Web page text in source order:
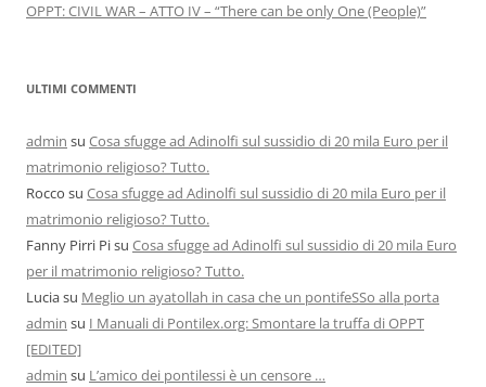
OPPT: CIVIL WAR – ATTO IV – “There can be only One (People)”
ULTIMI COMMENTI
admin su Cosa sfugge ad Adinolfi sul sussidio di 20 mila Euro per il
matrimonio religioso? Tutto.
Rocco su Cosa sfugge ad Adinolfi sul sussidio di 20 mila Euro per il
matrimonio religioso? Tutto.
Fanny Pirri Pisu Cosa sfugge ad Adinolfi sul sussidio di 20 mila Euro
per il matrimonio religioso? Tutto.
Luciasu Meglio un ayatollah in casa che un pontifeSSo alla porta
admin su I Manuali di Pontilex.org: Smontare la truffa di OPPT
[EDITED]
admin su L’amico dei pontilessi è un censore …